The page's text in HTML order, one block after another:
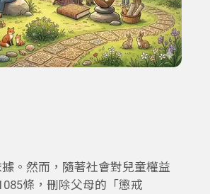
。然而，隨著社會對兒童權益
條，刪除父母的「懲戒